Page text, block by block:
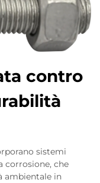
contro
sistemi
corrosione, che
ambientale in